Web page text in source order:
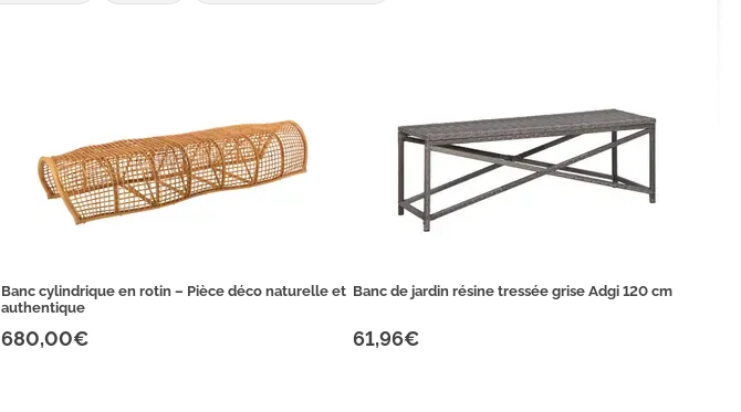
Banc cylindrique en rotin – Pièce déco naturelle et
authentique
680,00€
Banc de jardin résine tressée grise Adgi 120 cm
61,96€